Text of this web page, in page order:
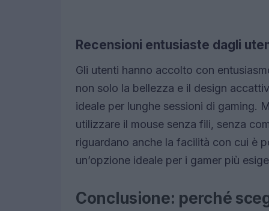
Recensioni entusiaste dagli
Gli utenti hanno accolto con
non solo la bellezza e il design
ideale per lunghe sessioni di gaming.
utilizzare il mouse senza fili, senza
riguardano anche la facilità con cui è
un’opzione ideale per i gamer più
Conclusione: perché